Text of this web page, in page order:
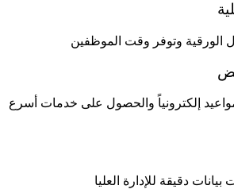
إلكترونياً والحصول على خدمات أسرع